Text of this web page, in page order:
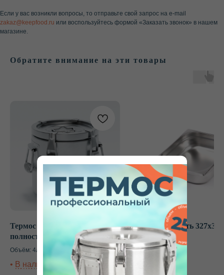
Если у вас возникли вопросы, то отправьте свой запрос на e-mail
zakaz@keepfood.ru или воспользуйтесь формой «Заказать звонок» в нашем
магазине.
Обратите внимание на эти товары
Термос 4 л Keepfood
полностью нержавеющий
Объём: 4л
Гастроемкость
Наш специалист проконсультирует вас в будние
дни с 8:00 до 20:00 (МСК +1) по любому вопросу,
поможет с выбором, расскажет об акциях
и рассчитает стоимость доставки в ваш город.
Не нашли нужный ответ
или у вас остались
вопросы?